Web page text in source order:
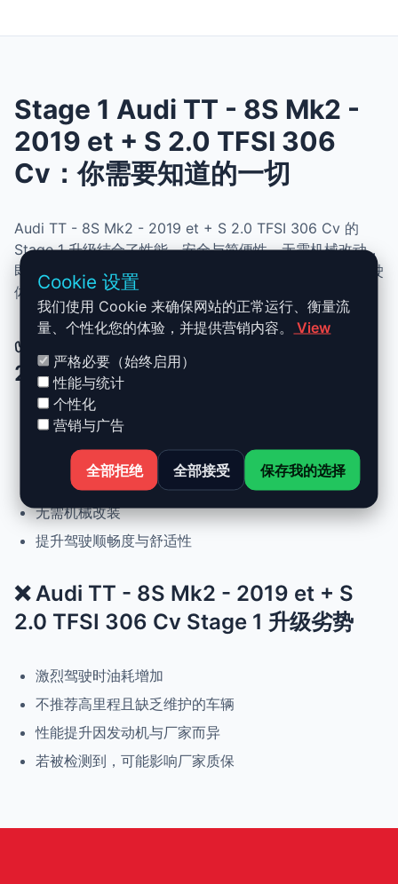
Stage 1 Audi TT - 8S Mk2 -
2019 et + S 2.0 TFSI 306
Cv：你需要知道的一切
Audi TT - 8S Mk2 - 2019 et + S 2.0 TFSI 306 Cv 的
Stage 1 升级结合了性能、安全与简便性。无需机械改动，
即可提升动力、扭矩并优化油耗。非常适合追求更灵敏驾驶
体验且希望保持原厂可靠性的车主。
✅ Audi TT - 8S Mk2 - 2019 et + S
2.0 TFSI 306 Cv Stage 1 升级优势
动力提升高达 +30%，扭矩提升 +25%
正常驾驶下优化油耗
可随时恢复原厂设置
无需机械改装
提升驾驶顺畅度与舒适性
❌ Audi TT - 8S Mk2 - 2019 et + S
2.0 TFSI 306 Cv Stage 1 升级劣势
激烈驾驶时油耗增加
不推荐高里程且缺乏维护的车辆
性能提升因发动机与厂家而异
若被检测到，可能影响厂家质保
Cookie 设置
我们使用 Cookie 来确保网站的正常运行、衡量流
量、个性化您的体验，并提供营销内容。
View
严格必要（始终启用）
性能与统计
个性化
营销与广告
全部拒绝 全部接受 保存我的选择